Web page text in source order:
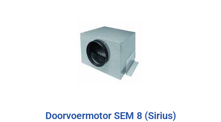
Doorvoermotor SEM 8 (Sirius)